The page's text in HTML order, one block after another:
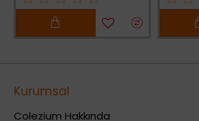
Kurumsal
Colezium Hakkında